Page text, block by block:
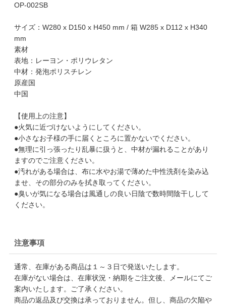
OP-002SB
サイズ：W280 x D150 x H450 mm / 箱 W285 x D112 x H340
mm
素材
表地：レーヨン・ポリウレタン
中材：発泡ポリスチレン
原産国
中国
【使用上の注意】
●火気に近づけないようにしてください。
●小さなお子様の手に届くところに置かないでください。
●無理に引っ張ったり乱暴に扱うと、中材が漏れることがあり
ますのでご注意ください。
●汚れがある場合は、布に水やお湯で薄めた中性洗剤を染み込
ませ、その部分のみを拭き取ってください。
●臭いが気になる場合は風通しの良い日陰で数時間陰干しして
ください。
注意事項
通常、在庫がある商品は１～３日で発送いたします。
在庫がない場合は、在庫状況・納期をご注文後、メールにてご
案内いたします。ご了承ください。
商品の返品及び交換は承っておりません。但し、商品の欠陥や